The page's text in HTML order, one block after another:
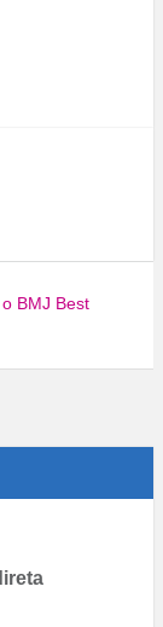
BMJ Best